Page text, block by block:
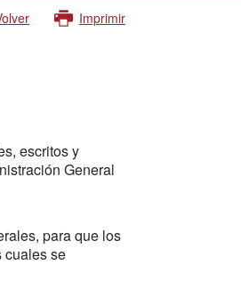
Imprimir
escritos y
General
para que los
cuales se